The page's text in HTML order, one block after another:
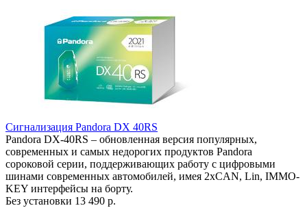
Сигнализация Pandora DX 40RS
Pandora DX-40RS – обновленная версия популярных,
современных и самых недорогих продуктов Pandora
сороковой серии, поддерживающих работу с цифровыми
шинами современных автомобилей, имея 2хCAN, Lin, IMMO-
KEY интерфейсы на борту.
Без установки 13 490 р.